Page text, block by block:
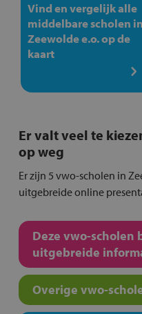
Vind en vergelijk alle
middelbare scholen in
Zeewolde e.o. op de
kaart
Er valt veel te
op weg
Er zijn 5 vwo-scholen in
uitgebreide online
Deze vwo-scholen
uitgebreide
Overige vwo-